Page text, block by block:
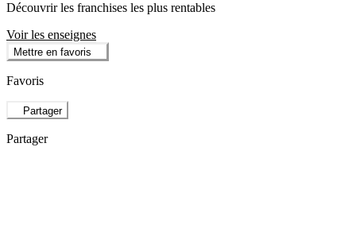
Découvrir les franchises les plus rentables
Voir les enseignes
Mettre en favoris
Favoris
Partager
Partager